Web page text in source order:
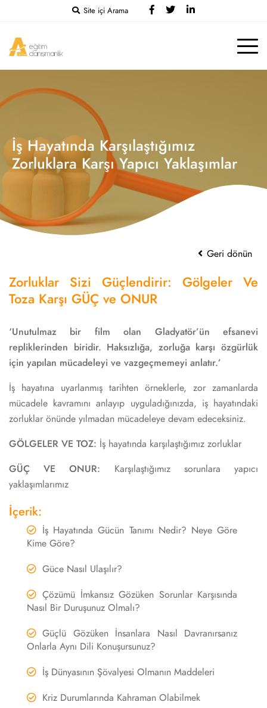
Site içi Arama
İş Hayatında Karşılaştığımız
Zorluklara Karşı Yapıcı Yaklaşımlar
Geri dönün
Zorluklar Sizi Güçlendirir: Gölgeler Ve
Toza Karşı GÜÇ ve ONUR
‘Unutulmaz bir film olan Gladyatör’ün efsanevi
repliklerinden biridir. Haksızlığa, zorluğa karşı özgürlük
için yapılan mücadeleyi ve vazgeçmemeyi anlatır.’
İş hayatına uyarlanmış tarihten örneklerle, zor zamanlarda
mücadele kavramını anlayıp uyguladığınızda, iş hayatındaki
zorluklar önünde yılmadan mücadeleye devam edeceksiniz.
GÖLGELER VE TOZ: İş hayatında karşılaştığımız zorluklar
GÜÇ VE ONUR: Karşılaştığımız sorunlara yapıcı
yaklaşımlarımız
İçerik:
İş Hayatında Gücün Tanımı Nedir? Neye Göre
Kime Göre?
Güce Nasıl Ulaşılır?
Çözümü İmkansız Gözüken Sorunlar Karşısında
Nasıl Bir Duruşunuz Olmalı?
Güçlü Gözüken İnsanlara Nasıl Davranırsanız
Onlarla Aynı Dili Konuşursunuz?
İş Dünyasının Şövalyesi Olmanın Maddeleri
Kriz Durumlarında Kahraman Olabilmek